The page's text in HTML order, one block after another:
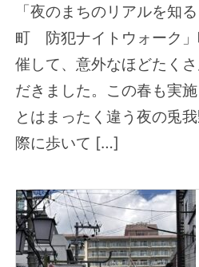
「夜のまちのリアルを知
町 防犯ナイトウォーク」
催して、意外なほどたく
だきました。この春も実
とはまったく違う夜の兎
際に歩いて […]